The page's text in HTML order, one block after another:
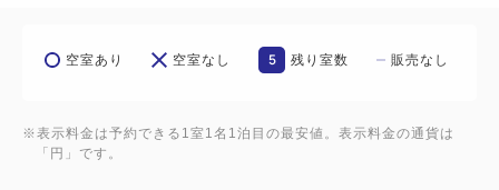
日おき）のみ実施いたします。
・清掃日以外に通常清掃をご希望の場合は有料にて承
空室あり 空室なし 5 残り室数 販売なし
※表示料金は予約できる1室1名1泊目の最安値。表示料金の通貨は
「円」です。